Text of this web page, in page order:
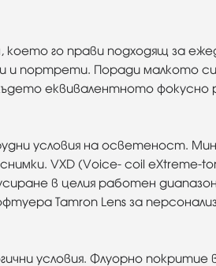
което го прави подходящ за
и портрети. Поради малкото
еквивалентното фокусно
условия на осветеност.
VXD (Voice- coil eXtreme-
в целия работен
Tamron Lens за
условия. Флуорно покритие